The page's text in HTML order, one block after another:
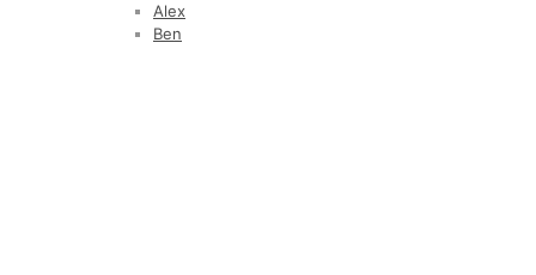
Alex
Ben